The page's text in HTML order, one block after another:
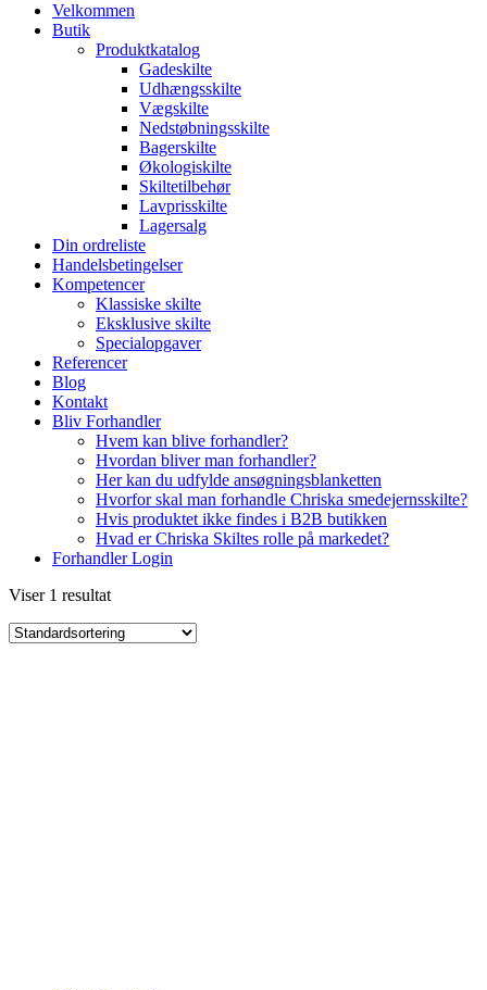
Velkommen
Butik
Produktkatalog
Gadeskilte
Udhængsskilte
Vægskilte
Nedstøbningsskilte
Bagerskilte
Økologiskilte
Skiltetilbehør
Lavprisskilte
Lagersalg
Din ordreliste
Handelsbetingelser
Kompetencer
Klassiske skilte
Eksklusive skilte
Specialopgaver
Referencer
Blog
Kontakt
Bliv Forhandler
Hvem kan blive forhandler?
Hvordan bliver man forhandler?
Her kan du udfylde ansøgningsblanketten
Hvorfor skal man forhandle Chriska smedejernsskilte?
Hvis produktet ikke findes i B2B butikken
Hvad er Chriska Skiltes rolle på markedet?
Forhandler Login
Viser 1 resultat